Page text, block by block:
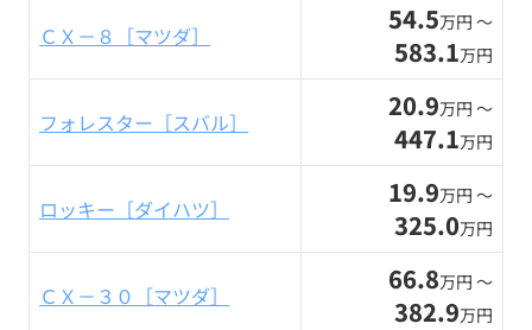
ＣＸ－８［マツダ］ 54.5万円 〜
583.1万円
フォレスター［スバル］ 20.9万円 〜
447.1万円
ロッキー［ダイハツ］ 19.9万円 〜
325.0万円
ＣＸ－３０［マツダ］ 66.8万円 〜
382.9万円